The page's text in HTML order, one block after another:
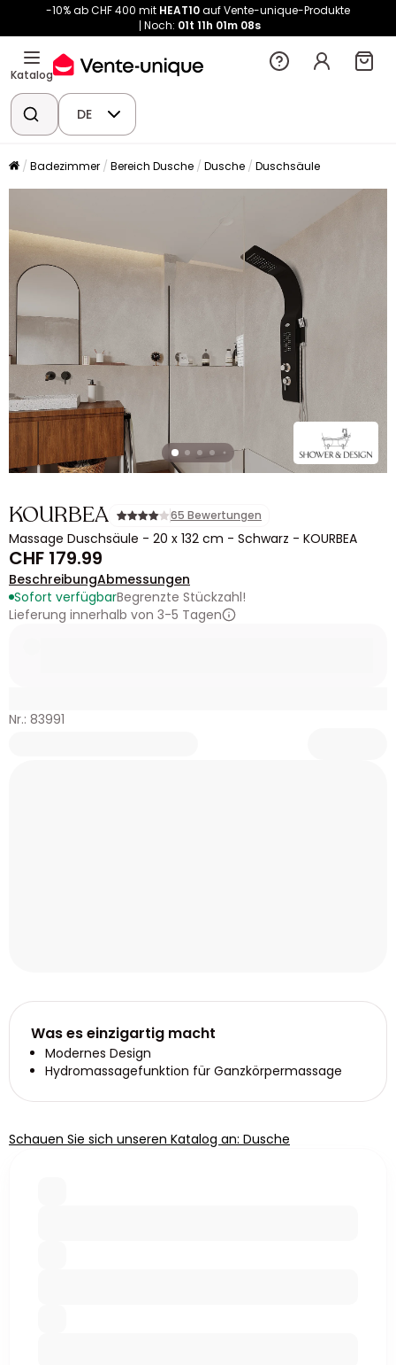
-10% ab CHF 400 mit HEAT10auf Vente-unique-Produkte
Noch: 01t 11h 01m 08s
Katalog
DE
Badezimmer Bereich Dusche Dusche Duschsäule
KOURBEA 65 Bewertungen
Massage Duschsäule - 20 x 132 cm - Schwarz - KOURBEA
CHF 179.99
BeschreibungAbmessungen
Sofort verfügbarBegrenzte Stückzahl!
Lieferung innerhalb von 3-5 Tagen
Nr.: 83991
Was es einzigartig macht
Modernes Design
Hydromassagefunktion für Ganzkörpermassage
Schauen Sie sich unseren Katalog an: Dusche